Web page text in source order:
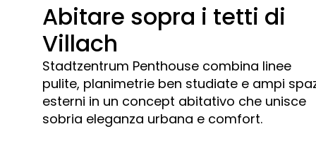
Abitare sopra i tetti di
Villach
Stadtzentrum Penthouse combina linee
pulite, planimetrie ben studiate e ampi
esterni in un concept abitativo che unisce
sobria eleganza urbana e comfort.